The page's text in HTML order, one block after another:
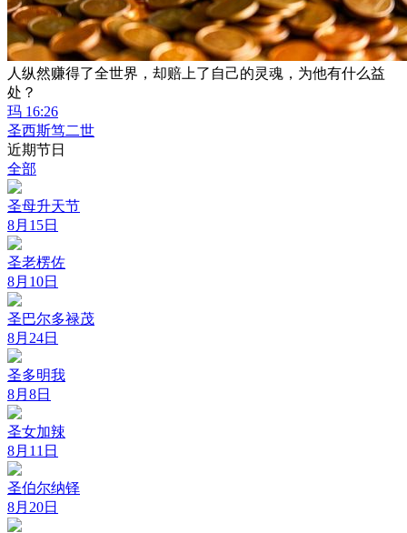
人纵然赚得了全世界，却赔上了自己的灵魂，为他有什么益
处？
玛 16:26
圣西斯笃二世
近期节日
全部
圣母升天节
8月15日
圣老楞佐
8月10日
圣巴尔多禄茂
8月24日
圣多明我
8月8日
圣女加辣
8月11日
圣伯尔纳铎
8月20日